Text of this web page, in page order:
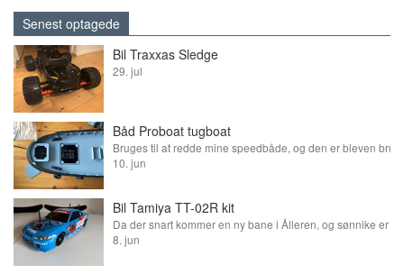
Senest optagede
Bil Traxxas Sledge
29. jul
Båd Proboat tugboat
10. jun
Bil Tamiya TT-02R kit
8. jun